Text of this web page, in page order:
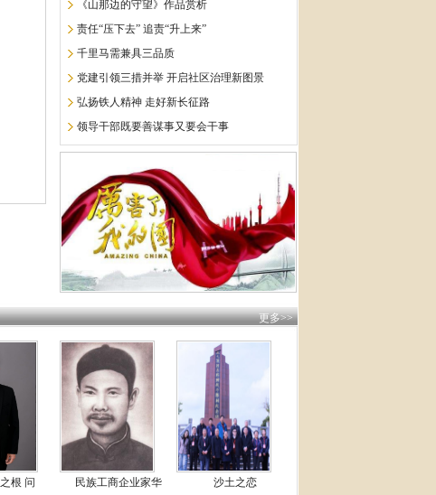
《山那边的守望》作品赏析
责任“压下去” 追责“升上来”
千里马需兼具三品质
党建引领三措并举 开启社区治理新图景
弘扬铁人精神 走好新长征路
领导干部既要善谋事又要会干事
更多>>
根 问 民族工商企业家华 沙土之恋